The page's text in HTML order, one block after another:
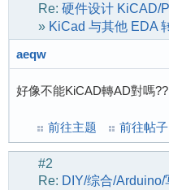
Re: 硬件设计 KiCAD/
» KiCad 与其他 EDA
aeqw
好像不能KiCAD轉AD對嗎??
前往主题 前往帖子
#2
Re: DIY/综合/